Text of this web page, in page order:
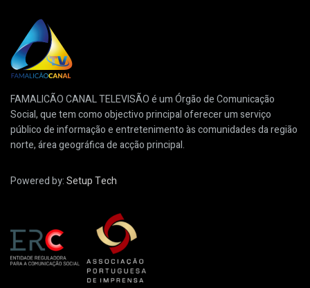
FAMALICÃO CANAL TELEVISÃO é um Órgão de Comunicação
Social, que tem como objectivo principal oferecer um serviço
público de informação e entretenimento às comunidades da região
norte, área geográfica de acção principal.
Powered by:Setup Tech